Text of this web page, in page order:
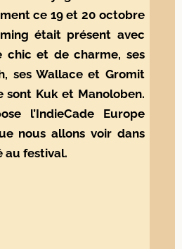
ce 19 et 20 octobre
était présent avec
chic et de charme, ses
ses Wallace et Gromit
sont Kuk et Manoloben.
l’IndieCade Europe
nous allons voir dans
au festival.